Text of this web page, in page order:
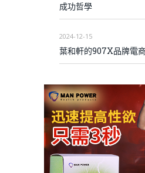
成功哲學
2024-12-15
葉和軒的907X品牌電